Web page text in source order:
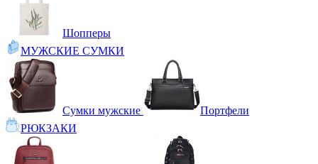
Шопперы
МУЖСКИЕ СУМКИ
Сумки мужские
Портфели
РЮКЗАКИ